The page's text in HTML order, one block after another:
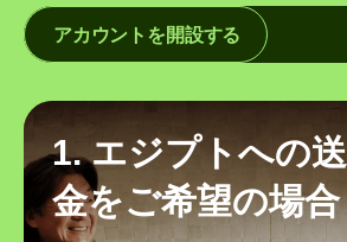
アカウントを開設する
1. エジプトへの送
金をご希望の場合